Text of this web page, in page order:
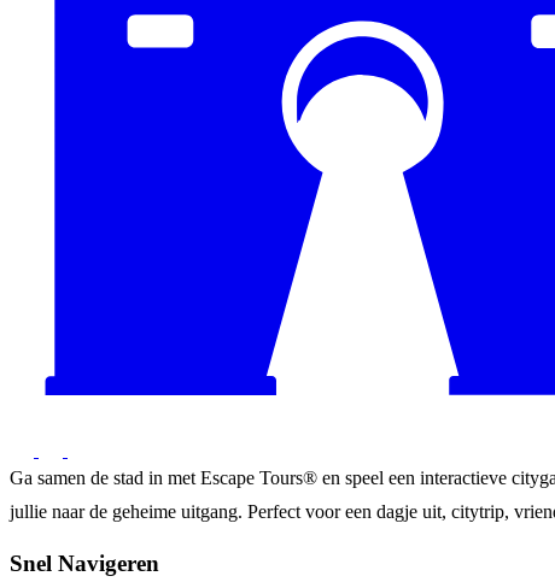
Ga samen de stad in met Escape Tours® en speel een interactieve
jullie naar de geheime uitgang. Perfect voor een dagje uit, citytrip,
Snel Navigeren